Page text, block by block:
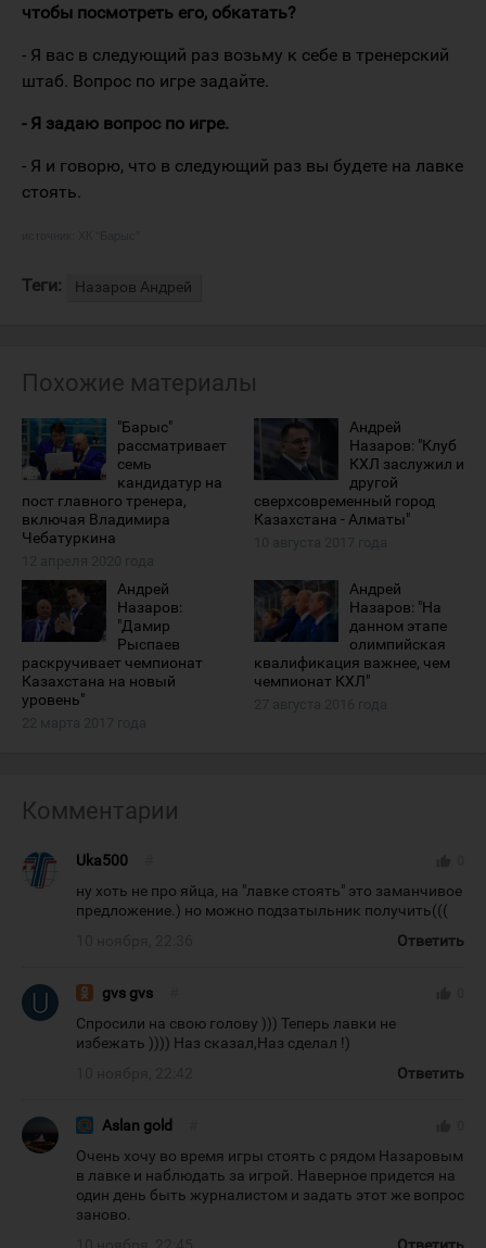
чтобы посмотреть его, обкатать?
- Я вас в следующий раз возьму к себе в тренерский
штаб. Вопрос по игре задайте.
- Я задаю вопрос по игре.
- Я и говорю, что в следующий раз вы будете на лавке
стоять.
Теги: Назаров Андрей
Похожие материалы
"Барыс"
рассматривает
семь
кандидатур на
пост главного тренера,
включая Владимира
Чебатуркина
Андрей
Назаров: "Клуб
КХЛ заслужил и
другой
сверхсовременный город
Казахстана - Алматы"
Андрей
Назаров:
"Дамир
Рыспаев
раскручивает чемпионат
Казахстана на новый
уровень"
Андрей
Назаров: "На
данном этапе
олимпийская
квалификация важнее, чем
чемпионат КХЛ"
Комментарии
Uka500
ну хоть не про яйца, на "лавке стоять" это заманчивое
предложение.) но можно подзатыльник получить(((
Ответить
gvs gvs
Спросили на свою голову ))) Теперь лавки не
избежать )))) Наз сказал,Наз сделал !)
Ответить
Aslan gold
Очень хочу во время игры стоять с рядом Назаровым
в лавке и наблюдать за игрой. Наверное придется на
один день быть журналистом и задать этот же вопрос
заново.